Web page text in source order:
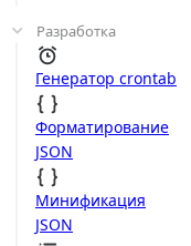
Разработка
Генератор crontab
Форматирование
JSON
Минификация
JSON